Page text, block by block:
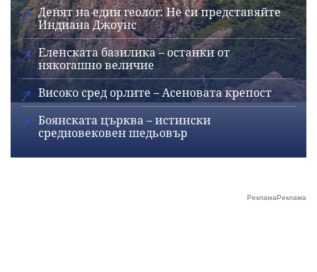
Денят на един геолог: Не си представяйте
Индиана Джоунс
Еленската базилика – останки от
някогашно величие
Високо сред орлите – Асеновата крепост
Боянската църква – истински
средновековен шедьовър